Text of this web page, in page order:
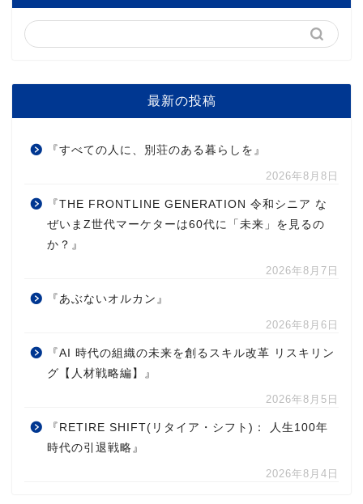
最新の投稿
『すべての人に、別荘のある暮らしを』
2026年8月8日
『THE FRONTLINE GENERATION 令和シニア な
ぜいまZ世代マーケターは60代に「未来」を見るの
か？』
2026年8月7日
『あぶないオルカン』
2026年8月6日
『AI 時代の組織の未来を創るスキル改革 リスキリン
グ【人材戦略編】』
2026年8月5日
『RETIRE SHIFT(リタイア・シフト)： 人生100年
時代の引退戦略』
2026年8月4日